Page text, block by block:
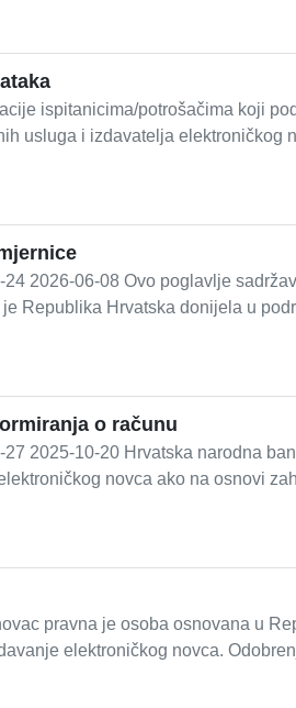
ispitanicima/potrošačima koji
usluga i izdavatelja elektroničkog
2026-06-08 Ovo poglavlje
Republika Hrvatska donijela u
o računu
2025-10-20 Hrvatska narodna
novca ako na osnovi
pravna je osoba osnovana u
elektroničkog novca.